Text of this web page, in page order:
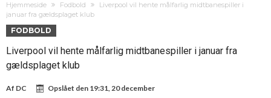
har Real tilbudt Vinicius?
Nyheden: FIFA udtaler sig om Infantino og Trump!
Hjemmeside Fodbold
Liverpool vil hente målfarlig midtbanespiller i
januar fra gældsplaget klub
FODBOLD
Liverpool vil hente målfarlig midtbanespiller i januar fra
gældsplaget klub
Af DC Opslået den 19:31, 20 december